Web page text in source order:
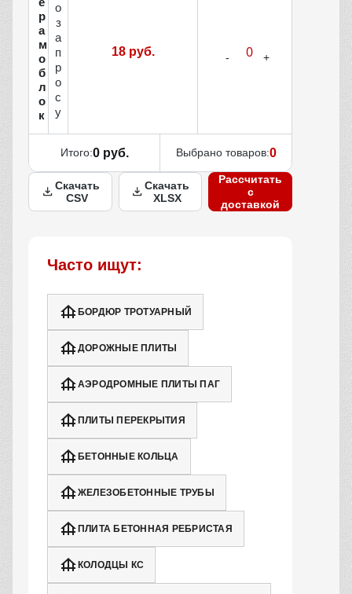
р
а
м
о
б
л
о
к
о
з
а
п
р
о
с
у
18 руб.
Итого:0 руб. Выбрано товаров:0
Скачать
CSV
Скачать
XLSX
Рассчитать
с
доставкой
Часто ищут:
БОРДЮР ТРОТУАРНЫЙ
ДОРОЖНЫЕ ПЛИТЫ
АЭРОДРОМНЫЕ ПЛИТЫ ПАГ
ПЛИТЫ ПЕРЕКРЫТИЯ
БЕТОННЫЕ КОЛЬЦА
ЖЕЛЕЗОБЕТОННЫЕ ТРУБЫ
ПЛИТА БЕТОННАЯ РЕБРИСТАЯ
КОЛОДЦЫ КС